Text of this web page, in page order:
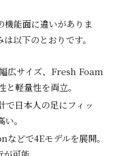
機能面に違いがありま
以下のとおりです。
広サイズ、Fresh Foam
軽量性を両立。
で日本人の足にフィッ
。
どで4Eモデルを展開。